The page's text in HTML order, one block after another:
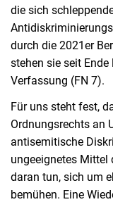
die sich
durch die 2021er
stehen sie seit
Verfassung (FN 7).
Für uns steht fest,
Ordnungsrechts an
antisemitische
ungeeignetes Mittel
daran tun, sich um
bemühen. Eine